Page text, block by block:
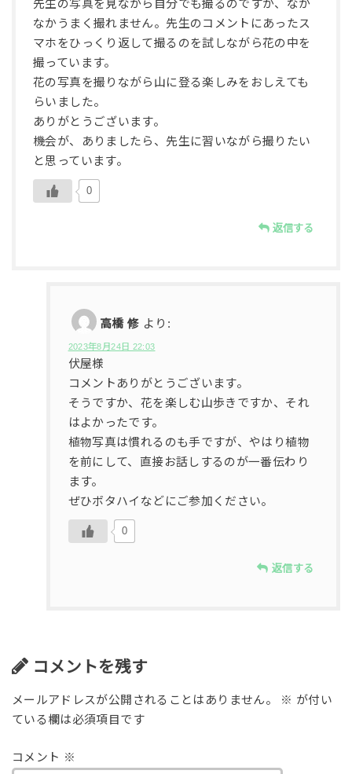
先生の写真を見ながら自分でも撮るのですが、なか
なかうまく撮れません。先生のコメントにあったス
マホをひっくり返して撮るのを試しながら花の中を
撮っています。
花の写真を撮りながら山に登る楽しみをおしえても
らいました。
ありがとうございます。
機会が、ありましたら、先生に習いながら撮りたい
と思っています。
0
返信する
高橋 修 より:
2023年8月24日 22:03
伏屋様
コメントありがとうございます。
そうですか、花を楽しむ山歩きですか、それ
はよかったです。
植物写真は慣れるのも手ですが、やはり植物
を前にして、直接お話しするのが一番伝わり
ます。
ぜひボタハイなどにご参加ください。
0
返信する
コメントを残す
メールアドレスが公開されることはありません。 ※ が付い
ている欄は必須項目です
コメント ※